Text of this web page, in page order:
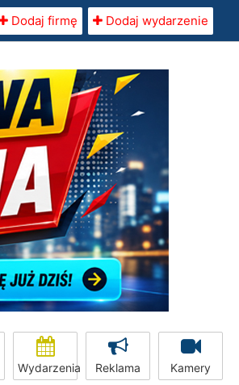
Dodaj firmę Dodaj wydarzenie
Wydarzenia Reklama Kamery